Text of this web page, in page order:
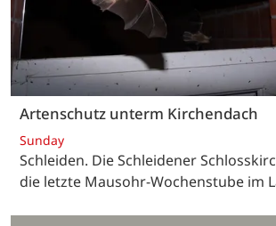
Artenschutz unterm Kirchendach
Sunday
Schleiden. Die Schleidener
die letzte Mausohr-Wochenstube im